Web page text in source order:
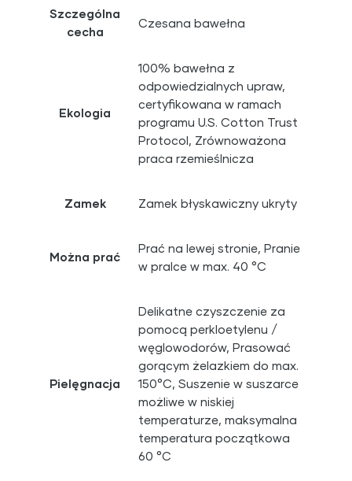
Szczególna
cecha
Czesana bawełna
Ekologia
100% bawełna z
odpowiedzialnych upraw,
certyfikowana w ramach
programu U.S. Cotton Trust
Protocol, Zrównoważona
praca rzemieślnicza
Zamek Zamek błyskawiczny ukryty
Można prać
Prać na lewej stronie, Pranie
w pralce w max. 40 °C
Pielęgnacja
Delikatne czyszczenie za
pomocą perkloetylenu /
węglowodorów, Prasować
gorącym żelazkiem do max.
150°C, Suszenie w suszarce
możliwe w niskiej
temperaturze, maksymalna
temperatura początkowa
60 °C